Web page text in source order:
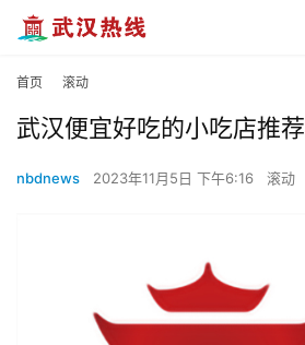
首页 滚动
武汉便宜好吃的小吃店推荐
nbdnews 2023年11月5日 下午6:16 滚动